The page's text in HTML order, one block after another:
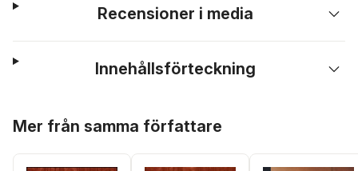
Recensioner i media
Innehållsförteckning
Mer från samma författare